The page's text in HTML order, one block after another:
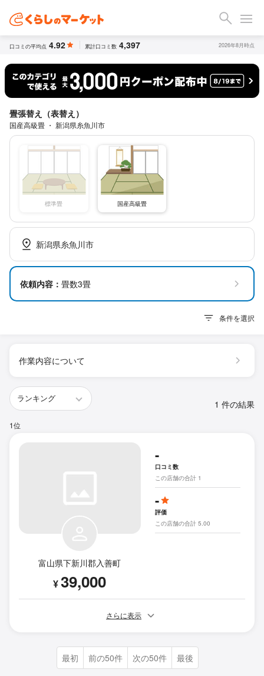
口コミの平均点 4.92 累計口コミ数 4,397 2026年8月時点
畳張替え（表替え）
国産高級畳 ・ 新潟県糸魚川市
標準畳 国産高級畳
新潟県糸魚川市
依頼内容： 畳数3畳
条件を選択
作業内容について
1 件の結果
1位
富山県下新川郡入善町
¥39,000
-
口コミ数
この店舗の合計 1
-
評価
この店舗の合計 5.00
さらに表示
最初 前の50件 次の50件 最後